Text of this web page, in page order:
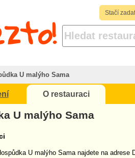
Stačí
U malýho Sama
O restauraci
U malýho Sama
U malýho Sama najdete na adrese